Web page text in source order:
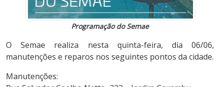
Programação do Semae
O Semae realiza nesta quinta-feira, dia 06/06,
manutenções e reparos nos seguintes pontos da cidade.
Manutenções: